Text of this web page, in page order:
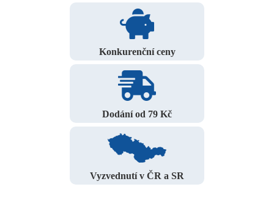
Konkurenční ceny
Dodání od 79 Kč
Vyzvednutí v ČR a SR